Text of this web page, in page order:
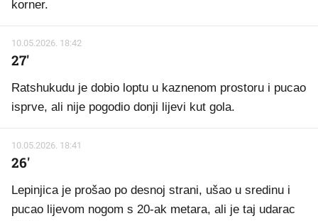
korner.
10.05.2026. 18:42
27'
Ratshukudu je dobio loptu u kaznenom prostoru i pucao
isprve, ali nije pogodio donji lijevi kut gola.
10.05.2026. 18:41
26'
Lepinjica je prošao po desnoj strani, ušao u sredinu i
pucao lijevom nogom s 20-ak metara, ali je taj udarac